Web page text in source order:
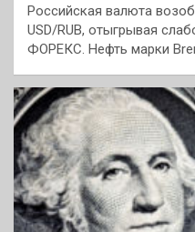
Российская валюта
USD/RUB, отыгрывая
ФОРЕКС. Нефть марки